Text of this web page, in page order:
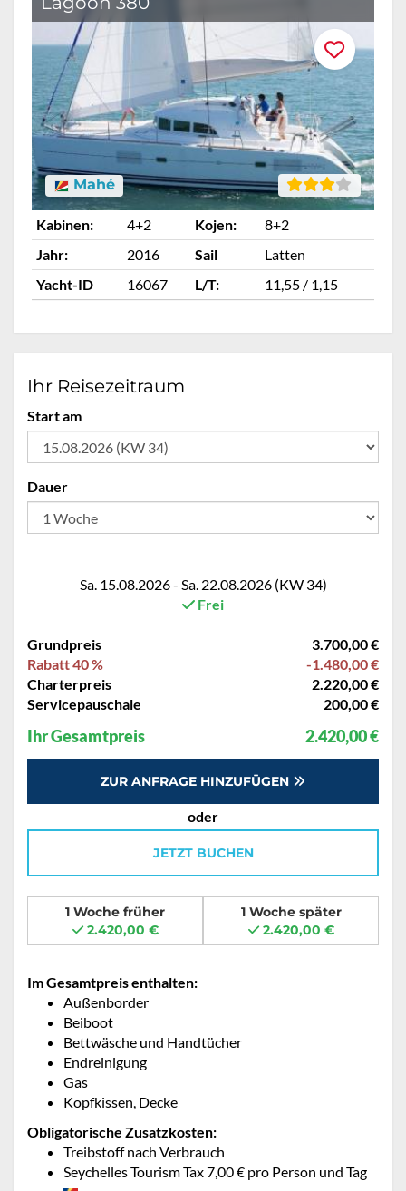
Mahé
Kabinen: 4+2 Kojen:
8+2
Jahr:
2016 Sail
Latten
Yacht-ID
16067 L/T: 11,55 / 1,15
Ihr Reisezeitraum
Start am
Dauer
Sa. 15.08.2026 - Sa. 22.08.2026 (KW 34)
Frei
Grundpreis
3.700,00 €
Rabatt 40 %
-1.480,00 €
Charterpreis
2.220,00 €
Servicepauschale
200,00 €
Ihr Gesamtpreis 2.420,00 €
ZUR ANFRAGE HINZUFÜGEN
oder
JETZT BUCHEN
1 Woche früher
2.420,00 €
1 Woche später
2.420,00 €
Im Gesamtpreis enthalten:
Außenborder
Beiboot
Bettwäsche und Handtücher
Endreinigung
Gas
Kopfkissen, Decke
Obligatorische Zusatzkosten:
Treibstoff nach Verbrauch
Seychelles Tourism Tax 7,00 € pro Person und Tag